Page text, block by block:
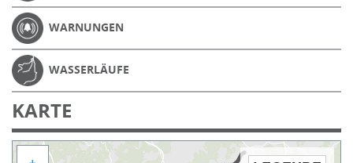
WARNUNGEN
WASSERLÄUFE
KARTE